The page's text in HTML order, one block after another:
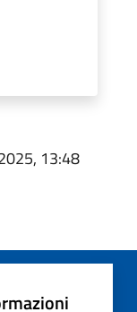
13:48